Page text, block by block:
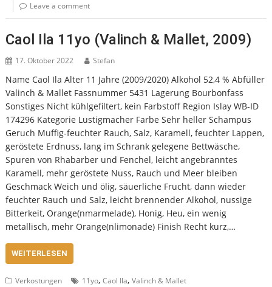
Leave a comment
Caol Ila 11yo (Valinch & Mallet, 2009)
17. Oktober 2022 Stefan
Name Caol Ila Alter 11 Jahre (2009/2020) Alkohol 52,4 % Abfüller
Valinch & Mallet Fassnummer 5431 Lagerung Bourbonfass
Sonstiges Nicht kühlgefiltert, kein Farbstoff Region Islay WB-ID
174296 Kategorie Lustigmacher Farbe Sehr heller Schampus
Geruch Muffig-feuchter Rauch, Salz, Karamell, feuchter Lappen,
geröstete Erdnuss, lang im Schrank gelegene Bettwäsche,
Spuren von Rhabarber und Fenchel, leicht angebranntes
Karamell, mehr geröstete Nuss, Rauch und Meer bleiben
Geschmack Weich und ölig, säuerliche Frucht, dann wieder
feuchter Rauch und Salz, leicht brennender Alkohol, nussige
Bitterkeit, Orange(nmarmelade), Honig, Heu, ein wenig
metallisch, mehr Orange(nlimonade) Finish Recht kurz,…
WEITERLESEN
Verkostungen 11yo,Caol Ila,Valinch & Mallet